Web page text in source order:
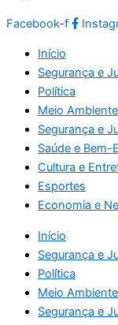
Facebook-f
Início
Segurança e
Política
Meio
Segurança e
Saúde e Bem-
Cultura e
Esportes
Economia e
Início
Segurança e
Política
Meio
Segurança e